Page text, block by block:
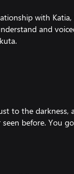
with
and
to the darkness,
seen before. You